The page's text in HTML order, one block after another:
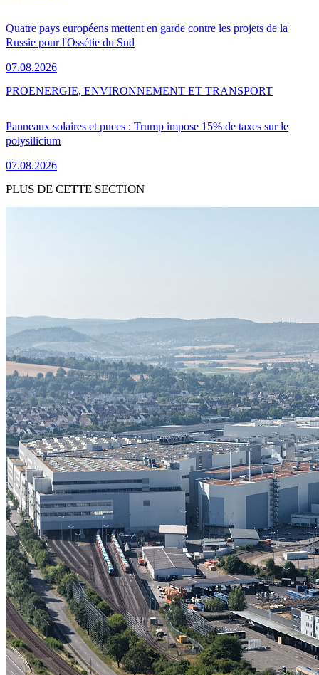
Quatre pays européens mettent en garde contre les projets de la
Russie pour l'Ossétie du Sud
07.08.2026
Panneaux solaires et puces : Trump impose 15% de taxes sur le
polysilicium
07.08.2026
PROENERGIE, ENVIRONNEMENT ET TRANSPORT
PLUS DE CETTE SECTION